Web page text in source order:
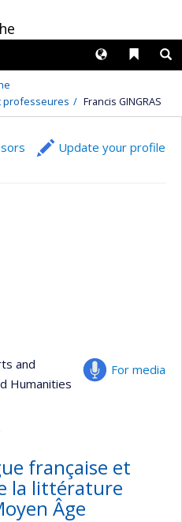
Liens
Langues
professeures
Francis GINGRAS
Update your profile
For media
and
Humanities
française et
la littérature
Âge